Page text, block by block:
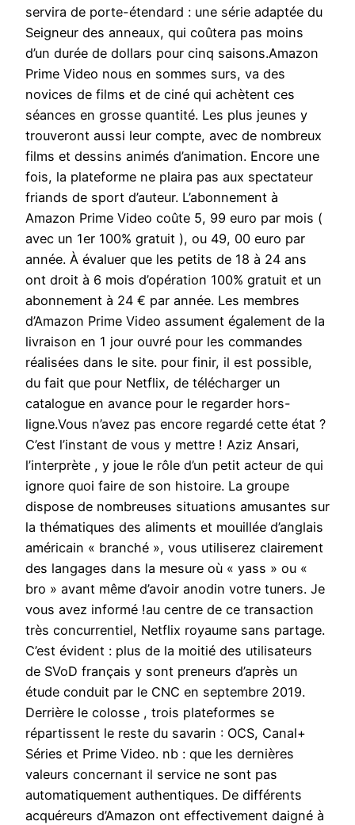
servira de porte-étendard : une série adaptée du
Seigneur des anneaux, qui coûtera pas moins
d’un durée de dollars pour cinq saisons.Amazon
Prime Video nous en sommes surs, va des
novices de films et de ciné qui achètent ces
séances en grosse quantité. Les plus jeunes y
trouveront aussi leur compte, avec de nombreux
films et dessins animés d’animation. Encore une
fois, la plateforme ne plaira pas aux spectateur
friands de sport d’auteur. L’abonnement à
Amazon Prime Video coûte 5, 99 euro par mois (
avec un 1er 100% gratuit ), ou 49, 00 euro par
année. À évaluer que les petits de 18 à 24 ans
ont droit à 6 mois d’opération 100% gratuit et un
abonnement à 24 € par année. Les membres
d’Amazon Prime Video assument également de la
livraison en 1 jour ouvré pour les commandes
réalisées dans le site. pour finir, il est possible,
du fait que pour Netflix, de télécharger un
catalogue en avance pour le regarder hors-
ligne.Vous n’avez pas encore regardé cette état ?
C’est l’instant de vous y mettre ! Aziz Ansari,
l’interprète , y joue le rôle d’un petit acteur de qui
ignore quoi faire de son histoire. La groupe
dispose de nombreuses situations amusantes sur
la thématiques des aliments et mouillée d’anglais
américain « branché », vous utiliserez clairement
des langages dans la mesure où « yass » ou «
bro » avant même d’avoir anodin votre tuners. Je
vous avez informé !au centre de ce transaction
très concurrentiel, Netflix royaume sans partage.
C’est évident : plus de la moitié des utilisateurs
de SVoD français y sont preneurs d’après un
étude conduit par le CNC en septembre 2019.
Derrière le colosse , trois plateformes se
répartissent le reste du savarin : OCS, Canal+
Séries et Prime Video. nb : que les dernières
valeurs concernant il service ne sont pas
automatiquement authentiques. De différents
acquéreurs d’Amazon ont effectivement daigné à